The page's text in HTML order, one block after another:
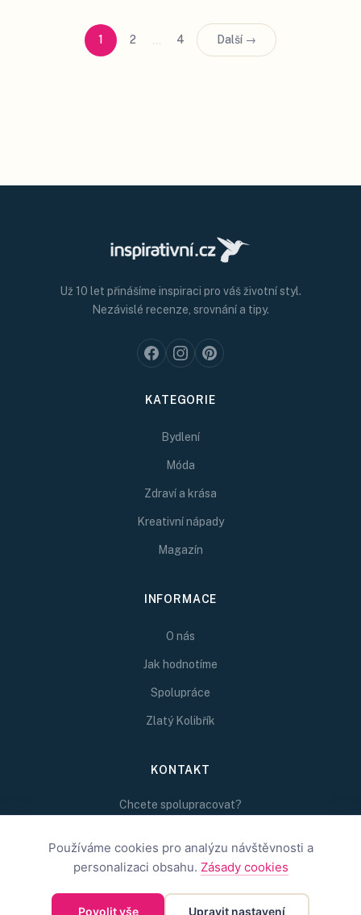
1 2 … 4 Další →
Už 10 let přinášíme inspiraci pro váš životní styl.
Nezávislé recenze, srovnání a tipy.
KATEGORIE
Bydlení
Móda
Zdraví a krása
Kreativní nápady
Magazín
INFORMACE
O nás
Jak hodnotíme
Spolupráce
Zlatý Kolibřík
KONTAKT
Chcete spolupracovat?
redakce@inspirativni.cz
Používáme cookies pro analýzu návštěvnosti a
personalizaci obsahu. Zásady cookies
Povolit vše Upravit nastavení